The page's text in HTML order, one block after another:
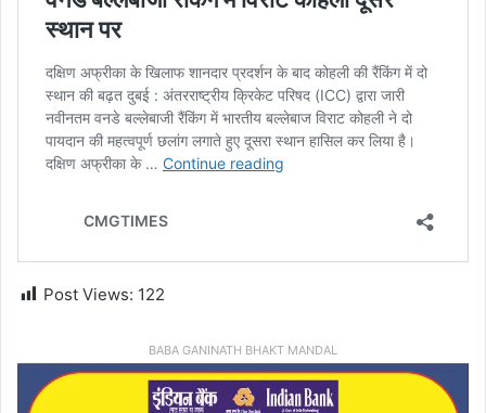
Post Views: 122
BABA GANINATH BHAKT MANDAL